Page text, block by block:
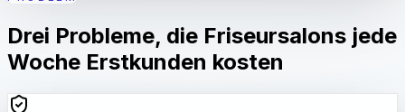
Drei Probleme, die Friseursalons jede
Woche Erstkunden kosten